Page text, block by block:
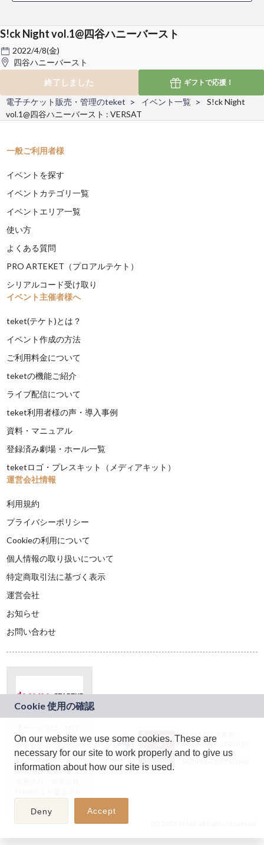
On our website we use some cookies. These are
necessary for our site to work properly and to give us
information about how our site is used.
Deny Accept
S!ck Night vol.1@四谷ハニーバースト
2022/4/8(金)
四谷ハニーバースト
終了しました
ギフトで応援！
電子チケット販売・管理のteket イベント一覧
S!ck Night
vol.1@四谷ハニーバースト : VERSAT
一般ご利用者様
イベントを探す
イベントカテゴリ一覧
イベントエリア一覧
使い方
よくある質問
PRO ARTEKET（プロアルテケト）
シリアルコード受け取り
イベント主催者様へ
teket(テケト)とは？
イベント作成の方法
ご利用料金について
teketの機能ご紹介
ライブ配信について
teket利用者様の声・導入事例
資料・マニュアル
登録済み劇場・ホール一覧
teketロゴ・プレスキット（メディアキット）
運営会社情報
利用規約
プライバシーポリシー
Cookieの利用について
個人情報の取り扱いについて
特定商取引法に基づく表示
運営会社
お知らせ
お問い合わせ
ドコモグループの新
規事業創出プログラ
ム「docomo
STARTUP」を通じて
JASRAC許諾番号：
9024936001Y45037
JASRAC許諾番号：